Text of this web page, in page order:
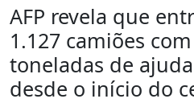
AFP revela que
1.127 camiões
toneladas de
desde o início do